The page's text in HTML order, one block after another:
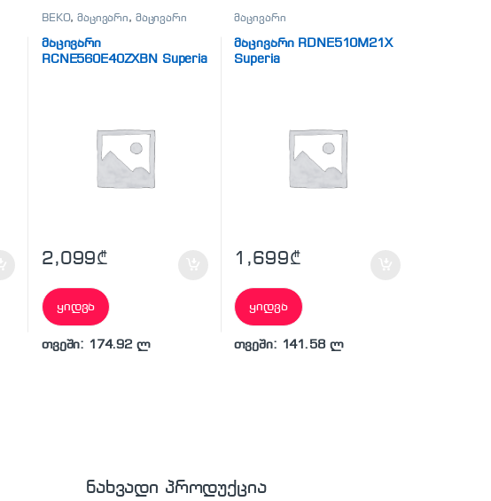
BEKO,მაცივარი, მაცივარი
მაცივარი
RCNE560E40ZXBN Superia
2,099₾
ყიდვა
თვეში: 174.92 ლ
მაცივარი
მაცივარი RDNE510M21X
Superia
1,699₾
ყიდვა
თვეში: 141.58 ლ
ნახვადი პროდუქცია